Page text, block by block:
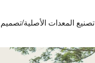
تصنيع المعدات الأصلية/تصميم